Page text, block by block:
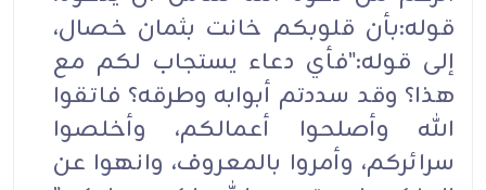
قوله:بأن قلوبكم خانت بثمان خصال،
إلى قوله:"فأي دعاء يستجاب لكم مع
هذا؟ وقد سددتم أبوابه وطرقه؟ فاتقوا
الله وأصلحوا أعمالكم، وأخلصوا
سرائركم، وأمروا بالمعروف، وانهوا عن